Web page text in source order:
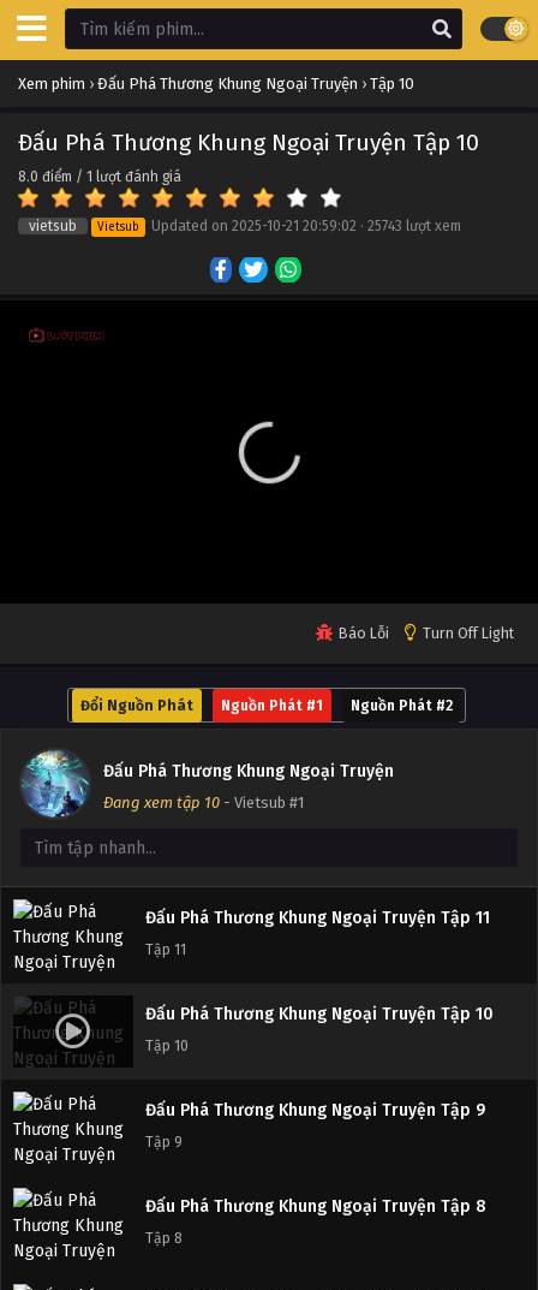
Xem phim › Đấu Phá Thương Khung Ngoại Truyện › Tập 10
Đấu Phá Thương Khung Ngoại Truyện Tập 10
8.0 điểm / 1 lượt đánh giá
vietsub Vietsub Updated on 2025-10-21 20:59:02 · 25743 lượt xem
Báo Lỗi Turn Off Light
Đổi Nguồn Phát Nguồn Phát #1 Nguồn Phát #2
Đấu Phá Thương Khung Ngoại Truyện
Đang xem tập 10 - Vietsub #1
Đấu Phá Thương Khung Ngoại Truyện Tập 20
Tập 20
Đấu Phá Thương Khung Ngoại Truyện Tập 19
Tập 19
Đấu Phá Thương Khung Ngoại Truyện Tập 16
Đấu Phá Thương Khung Ngoại Truyện Tập 14
Đấu Phá Thương Khung Ngoại Truyện Tập 13
Tập 12
Đấu Phá Thương Khung Ngoại Truyện Tập 11
Tập 11
Đấu Phá Thương Khung Ngoại Truyện Tập 10
Tập 10
Đấu Phá Thương Khung Ngoại Truyện Tập 9
Tập 9
Đấu Phá Thương Khung Ngoại Truyện Tập 8
Tập 8